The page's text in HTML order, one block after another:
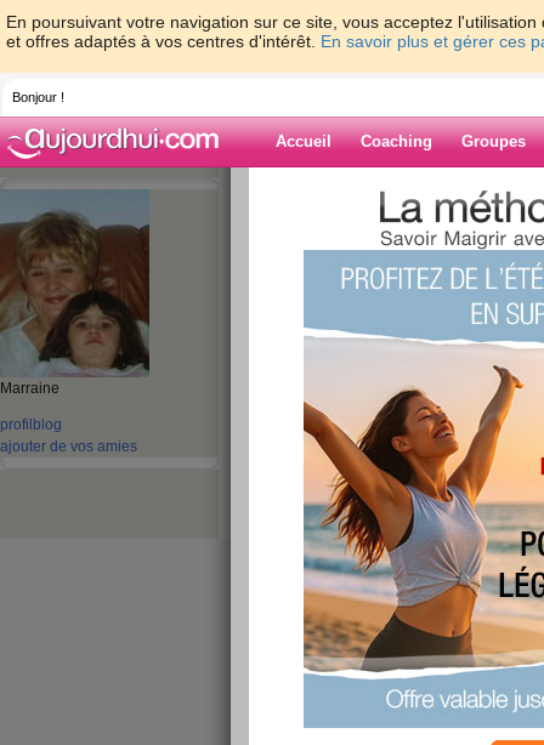
En poursuivant votre navigation sur ce site, vous acceptez
et offres adaptés à vos centres d'intérêt. En savoir plus et gérer ces
Bonjour !
Accueil Coaching Groupes
Marraine
profil blog
ajouter de vos amies
>
> bonjour
Blog de OLLIVE
bonjour des
maman éric franck
publié le 13/08/2014 à 09:40
Je suis avec mon frère chez mes parents car
mon frére et moi nous allons aider nos parents
bonne journée